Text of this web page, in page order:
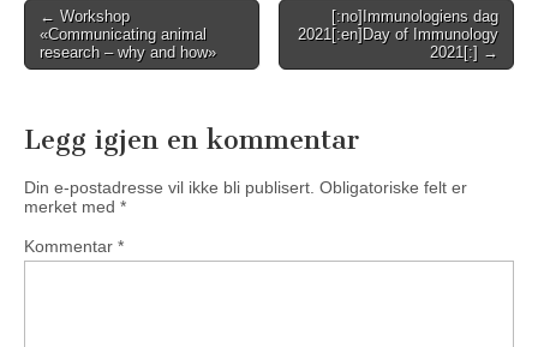
Post
navigation
← Workshop
«Communicating animal
research – why and how»
[:no]Immunologiens dag
2021[:en]Day of Immunology
2021[:] →
Legg igjen en kommentar
Din e-postadresse vil ikke bli publisert. Obligatoriske felt er
merket med *
Kommentar *